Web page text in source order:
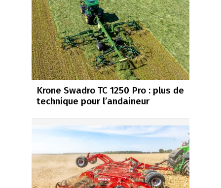
Krone Swadro TC 1250 Pro : plus de
technique pour l’andaineur